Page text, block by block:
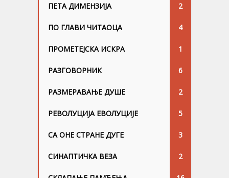
ПЕТА ДИМЕНЗИЈА 2
ПО ГЛАВИ ЧИТАОЦА 4
ПРОМЕТЕЈСКА ИСКРА 1
РАЗГОВОРНИК 6
РАЗМЕРАВАЊЕ ДУШЕ 2
РЕВОЛУЦИЈА ЕВОЛУЦИЈЕ 5
СА ОНЕ СТРАНЕ ДУГЕ 3
СИНАПТИЧКА ВЕЗА 2